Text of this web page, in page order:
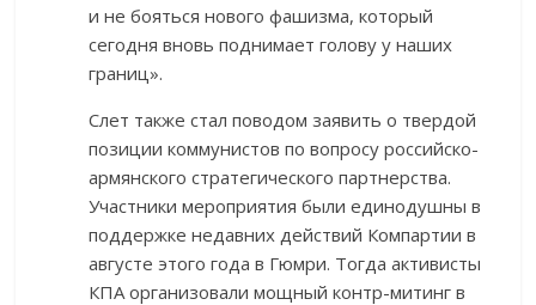
и не бояться нового фашизма, который
сегодня вновь поднимает голову у наших
границ».
Слет также стал поводом заявить о твердой
позиции коммунистов по вопросу российско-
армянского стратегического партнерства.
Участники мероприятия были единодушны в
поддержке недавних действий Компартии в
августе этого года в Гюмри. Тогда активисты
КПА организовали мощный контр-митинг в